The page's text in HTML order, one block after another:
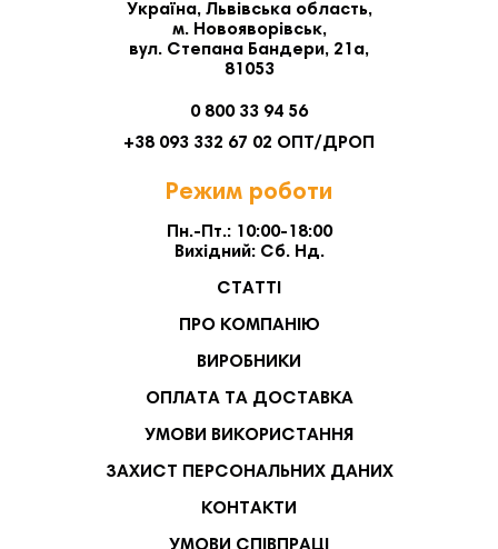
Україна, Львівська область,
м. Новояворівськ,
вул. Степана Бандери, 21а,
81053
0 800 33 94 56
+38 093 332 67 02 ОПТ/ДРОП
Режим роботи
Пн.-Пт.: 10:00-18:00
Вихідний: Сб. Нд.
СТАТТІ
ПРО КОМПАНІЮ
ВИРОБНИКИ
ОПЛАТА ТА ДОСТАВКА
УМОВИ ВИКОРИСТАННЯ
ЗАХИСТ ПЕРСОНАЛЬНИХ ДАНИХ
КОНТАКТИ